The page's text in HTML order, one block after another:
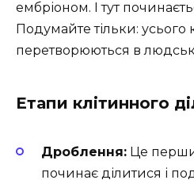
ембріоном. І тут
Подумайте тільки: усього
перетворюються в
Етапи клітинного
Дроблення: Це
починає ділитися і